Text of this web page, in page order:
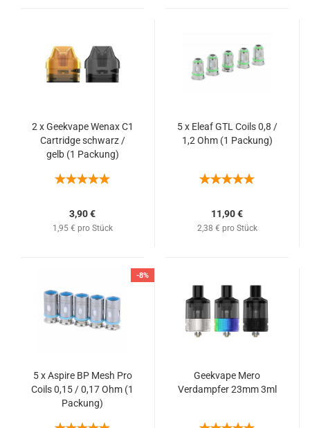
2 x Geekvape Wenax C1
Cartridge schwarz /
gelb (1 Packung)
3,90 €
1,95 € pro Stück
5 x Eleaf GTL Coils 0,8 /
1,2 Ohm (1 Packung)
11,90 €
2,38 € pro Stück
-8%
5 x Aspire BP Mesh Pro
Coils 0,15 / 0,17 Ohm (1
Packung)
Geekvape Mero
Verdampfer 23mm 3ml